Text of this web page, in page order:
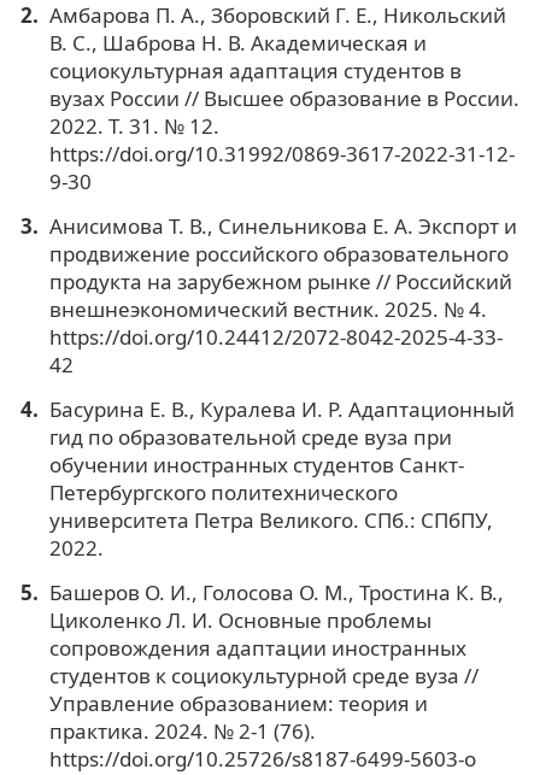
Амбарова П. А., Зборовский Г. Е., Никольский
В. С., Шаброва Н. В. Академическая и
социокультурная адаптация студентов в
вузах России // Высшее образование в России.
2022. Т. 31. № 12.
https://doi.org/10.31992/0869-3617-2022-31-12-
9-30
Анисимова Т. В., Синельникова Е. А. Экспорт и
продвижение российского образовательного
продукта на зарубежном рынке // Российский
внешнеэкономический вестник. 2025. № 4.
https://doi.org/10.24412/2072-8042-2025-4-33-
42
Басурина Е. В., Куралева И. Р. Адаптационный
гид по образовательной среде вуза при
обучении иностранных студентов Санкт-
Петербургского политехнического
университета Петра Великого. СПб.: СПбПУ,
2022.
Башеров О. И., Голосова О. М., Тростина К. В.,
Циколенко Л. И. Основные проблемы
сопровождения адаптации иностранных
студентов к социокультурной среде вуза //
Управление образованием: теория и
практика. 2024. № 2-1 (76).
https://doi.org/10.25726/s8187-6499-5603-o